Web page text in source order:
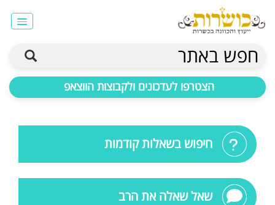
חפש באתר
הצטרפו לעדכונים ולקבוצות הווצאפ
חיפוש בשאלות קודמות
שאל שאלה את הרב